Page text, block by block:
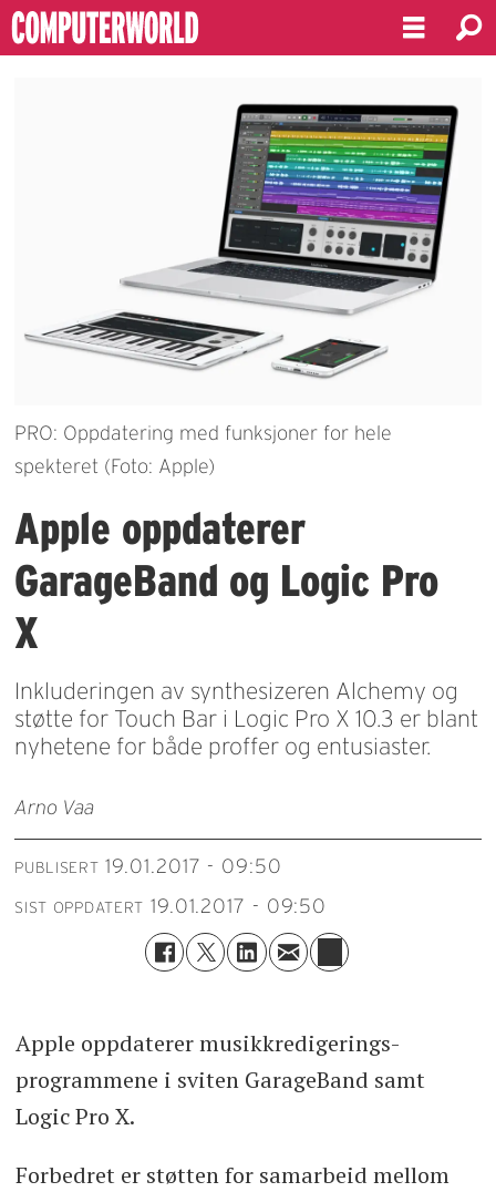
PRO: Oppdatering med funksjoner for hele
spekteret (Foto: Apple)
Apple oppdaterer
GarageBand og Logic Pro
X
Inkluderingen av synthesizeren Alchemy og
støtte for Touch Bar i Logic Pro X 10.3 er blant
nyhetene for både proffer og entusiaster.
Arno Vaa
PUBLISERT 19.01.2017 - 09:50
SIST OPPDATERT 19.01.2017 - 09:50
Apple oppdaterer musikkredigerings-
programmene i sviten GarageBand samt
Logic Pro X.
Forbedret er støtten for samarbeid mellom